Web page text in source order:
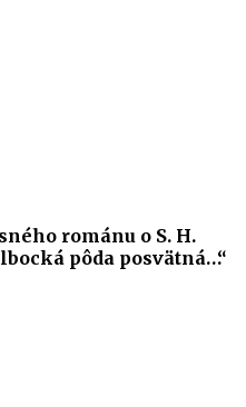
románu o S. H.
pôda posvätná…“